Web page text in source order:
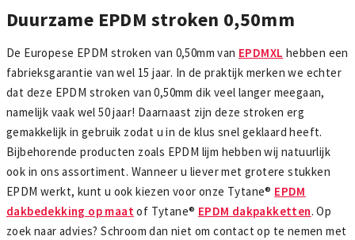
Duurzame EPDM stroken 0,50mm
De Europese EPDM stroken van 0,50mm van EPDMXL hebben een
fabrieksgarantie van wel 15 jaar. In de praktijk merken we echter
dat deze EPDM stroken van 0,50mm dik veel langer meegaan,
namelijk vaak wel 50 jaar! Daarnaast zijn deze stroken erg
gemakkelijk in gebruik zodat u in de klus snel geklaard heeft.
Bijbehorende producten zoals EPDM lijm hebben wij natuurlijk
ook in ons assortiment. Wanneer u liever met grotere stukken
EPDM werkt, kunt u ook kiezen voor onze Tytane® EPDM
dakbedekking op maat of Tytane® EPDM dakpakketten. Op
zoek naar advies? Schroom dan niet om contact op te nemen met